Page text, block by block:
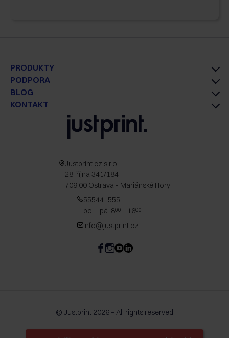
PRODUKTY
PODPORA
BLOG
KONTAKT
Justprint.cz s.r.o.
28. října 341/184
709 00 Ostrava - Mariánské Hory
555441555
po. - pá. 800 - 1600
info@justprint.cz
© Justprint 2026 – All rights reserved